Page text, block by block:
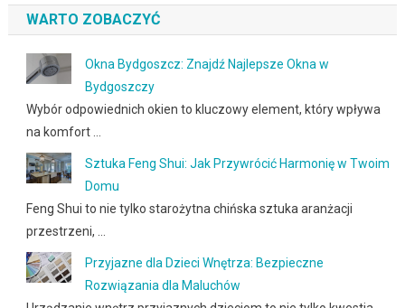
WARTO ZOBACZYĆ
Okna Bydgoszcz: Znajdź Najlepsze Okna w
Bydgoszczy
Wybór odpowiednich okien to kluczowy element, który wpływa
na komfort …
Sztuka Feng Shui: Jak Przywrócić Harmonię w Twoim
Domu
Feng Shui to nie tylko starożytna chińska sztuka aranżacji
przestrzeni, …
Przyjazne dla Dzieci Wnętrza: Bezpieczne
Rozwiązania dla Maluchów